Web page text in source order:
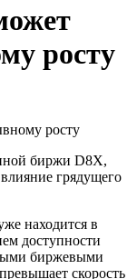
росту
росту
биржи D8X,
грядущего
находится в
доступности
биржевыми
скорость